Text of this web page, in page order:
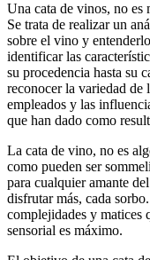
Una cata de vinos, no es
Se trata de realizar un
sobre el vino y
identificar las
su procedencia hasta su
reconocer la variedad
empleados y las
que han dado como
La cata de vino, no es
como pueden ser
para cualquier amante
disfrutar más, cada
complejidades y matices
sensorial es máximo.